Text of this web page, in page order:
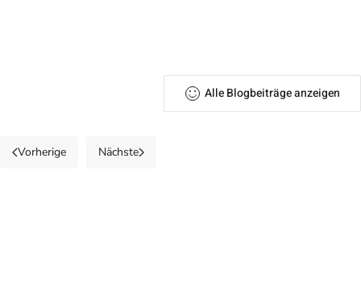
Alle Blogbeiträge anzeigen
Vorherige Nächste